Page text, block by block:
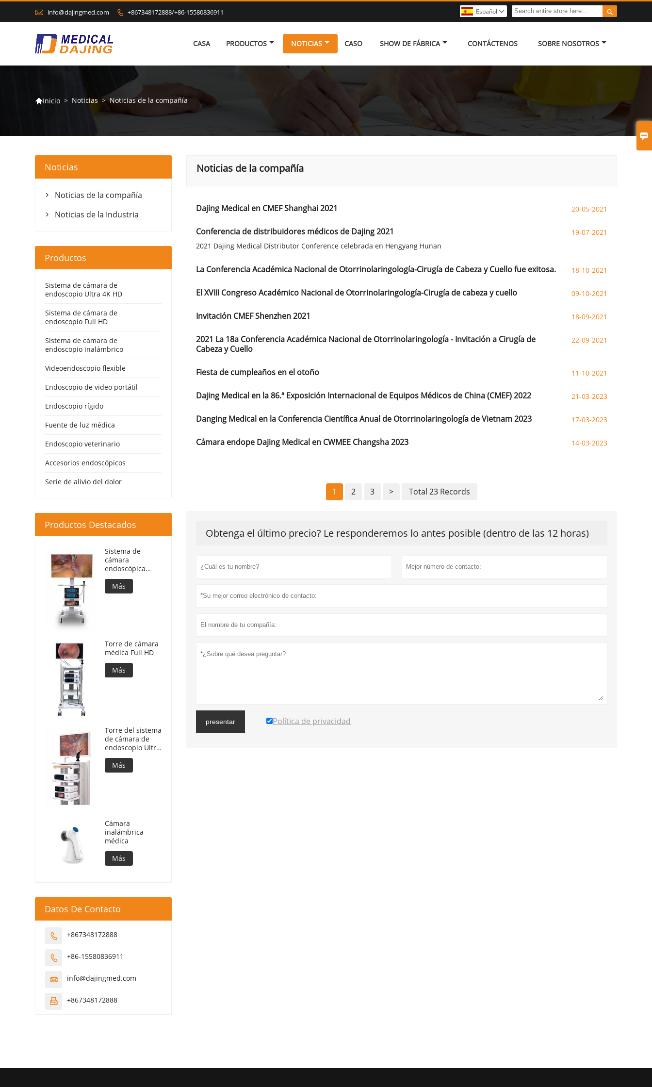

 info@dajingmed.com  +867348172888/+86-15580836911 
Español 
CASA PRODUCTOS NOTICIAS CASO SHOW DE FÁBRICA CONTÁCTENOS SOBRE NOSOTROS
Inicio > Noticias > Noticias de la compañía
Noticias de la compañía
20-05-2021
Dajing Medical en CMEF Shanghai 2021
19-07-2021
Conferencia de distribuidores médicos de Dajing 2021
2021 Dajing Medical Distributor Conference celebrada en Hengyang Hunan
18-10-2021
La Conferencia Académica Nacional de Otorrinolaringología-Cirugía de Cabeza y Cuello fue exitosa.
09-10-2021
El XVIII Congreso Académico Nacional de Otorrinolaringología-Cirugía de cabeza y cuello
18-09-2021
Invitación CMEF Shenzhen 2021
22-09-2021
2021 La 18a Conferencia Académica Nacional de Otorrinolaringología - Invitación a Cirugía de
Cabeza y Cuello
11-10-2021
Fiesta de cumpleaños en el otoño
21-03-2023
Dajing Medical en la 86.ª Exposición Internacional de Equipos Médicos de China (CMEF) 2022
17-03-2023
Danging Medical en la Conferencia Científica Anual de Otorrinolaringología de Vietnam 2023
14-03-2023
Cámara endope Dajing Medical en CWMEE Changsha 2023
1 2 3 > Total 23 Records
Obtenga el último precio? Le responderemos lo antes posible (dentro de las 12 horas)
presentar Política de privacidad
Noticias
 Noticias de la compañía
 Noticias de la Industria
Productos
Sistema de cámara de
endoscopio Ultra 4K HD
Sistema de cámara de
endoscopio Full HD
Sistema de cámara de
endoscopio inalámbrico
Videoendoscopio flexible
Endoscopio de video portátil
Endoscopio rígido
Fuente de luz médica
Endoscopio veterinario
Accesorios endoscópicos
Serie de alivio del dolor
Productos Destacados
Sistema de
cámara
endoscópica
DEC3840 Ultra 4K
Más
Torre de cámara
médica Full HD
Más
Torre del sistema
de cámara de
endoscopio Ultra
4K para cirugía
de laparoscopio
Más
Cámara
inalámbrica
médica
Más
Datos De Contacto
 +867348172888
 +86-15580836911
 info@dajingmed.com
 +867348172888